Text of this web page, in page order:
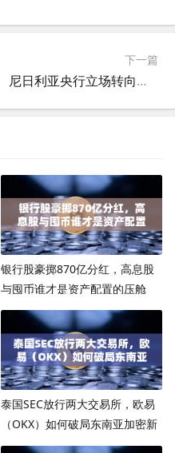
下一篇
尼日利亚央行立场转向，欧易交易所与加密货币市场迎来新机遇
银行股豪掷870亿分红，高息股
与囤币谁才是资产配置的压舱
石？
泰国SEC放行两大交易所，欧易
（OKX）如何破局东南亚加密新
战局？